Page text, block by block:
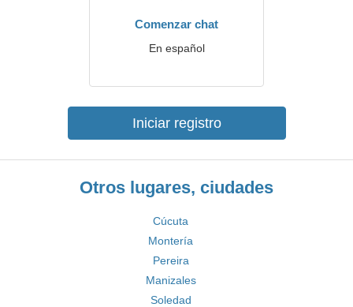
Comenzar chat
En español
Iniciar registro
Otros lugares, ciudades
Cúcuta
Montería
Pereira
Manizales
Soledad